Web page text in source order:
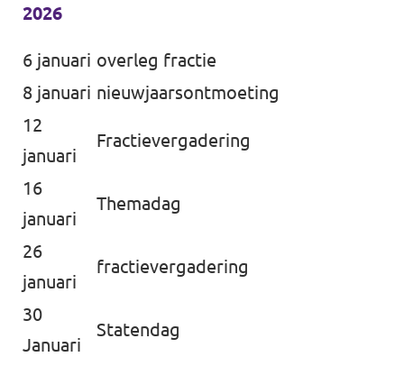
2026
6 januari overleg fractie
8 januari nieuwjaarsontmoeting
12
januari
Fractievergadering
16
januari
Themadag
26
januari
fractievergadering
30
Januari
Statendag